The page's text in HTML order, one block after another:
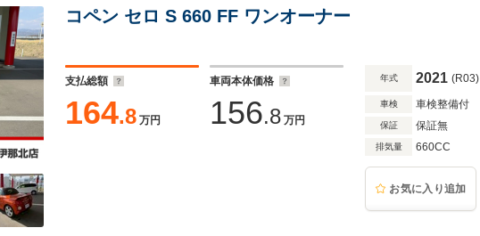
コペン セロ S 660 FF ワンオーナー
支払総額
164.8 万円
車両本体価格
156.8 万円
年式 2021 (R03)
車検 車検整備付
保証 保証無
排気量 660CC
お気に入り追加